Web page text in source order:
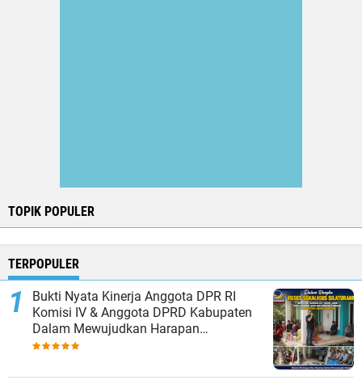
TOPIK POPULER
TERPOPULER
Bukti Nyata Kinerja Anggota DPR RI
Komisi IV & Anggota DPRD Kabupaten
Dalam Mewujudkan Harapan
Masyarakat